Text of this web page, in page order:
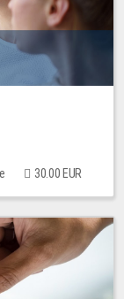
30.00 EUR